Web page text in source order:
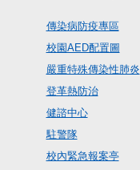
傳染病防疫專區
校園AED配置圖
嚴重特殊傳染性肺炎
登革熱防治
健諮中心
駐警隊
校內緊急報案亭